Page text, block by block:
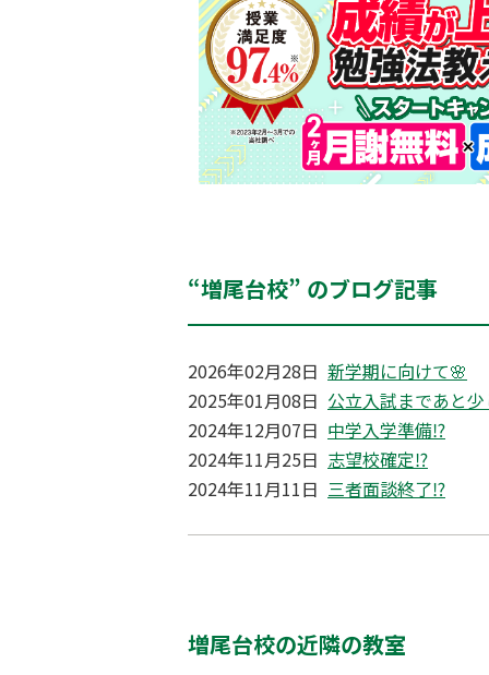
“増尾台校” のブログ記事
2026年02月28日 新学期に向けて🌸
2025年01月08日 公立入試まであと
2024年12月07日 中学入学準備⁉
2024年11月25日 志望校確定⁉
2024年11月11日 三者面談終了⁉
増尾台校の近隣の教室